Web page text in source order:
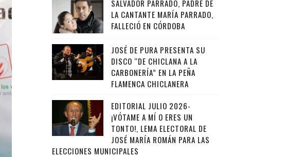
SALVADOR PARRADO, PADRE DE
LA CANTANTE MARÍA PARRADO,
FALLECIÓ EN CÓRDOBA
JOSÉ DE PURA PRESENTA SU
DISCO “DE CHICLANA A LA
CARBONERÍA” EN LA PEÑA
FLAMENCA CHICLANERA
EDITORIAL JULIO 2026-
¡VÓTAME A MÍ O ERES UN
TONTO!, LEMA ELECTORAL DE
JOSÉ MARÍA ROMÁN PARA LAS
ELECCIONES MUNICIPALES